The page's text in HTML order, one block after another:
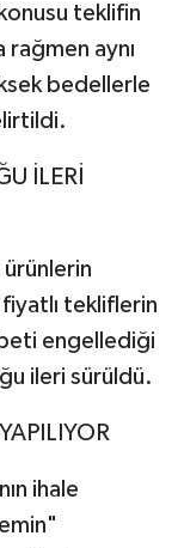
teklifin
rağmen aynı
bedellerle
İLERİ
ürünlerin
fiyatlı tekliflerin
engellediği
ileri sürüldü.
ihale